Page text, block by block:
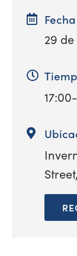
Fecha
29